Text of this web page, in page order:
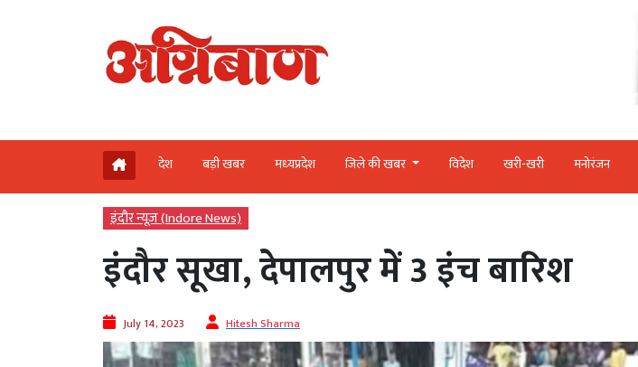
देश बड़ी खबर मध्‍यप्रदेश जिले की खबर विदेश खरी-खरी मनोरंजन
इंदौर न्यूज़ (Indore News)
इंदौर सूखा, देपालपुर में 3 इंच बारिश
July 14, 2023 Hitesh Sharma